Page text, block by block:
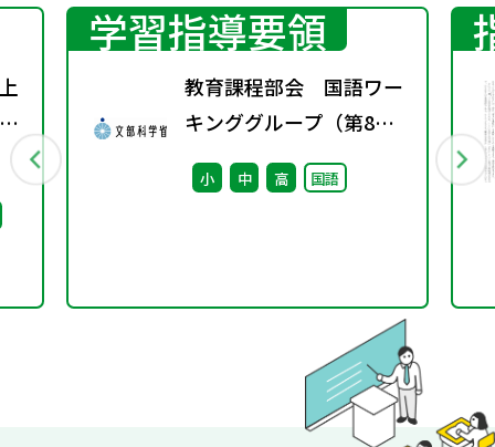
学習指導要領
教育課程部会 国語ワー
キンググループ（第8
回） 配付資料
小 中 高 国語